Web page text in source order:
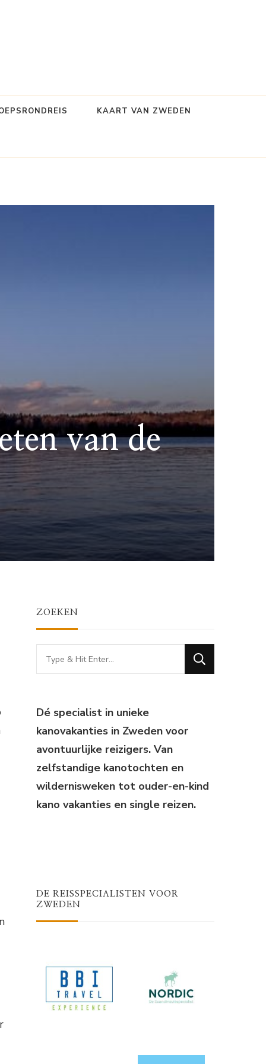
KAART VAN ZWEDEN
van de
ZOEKEN
Looking
for
Dé specialist in unieke
kanovakanties in Zweden voor
avontuurlijke reizigers. Van
zelfstandige kanotochten en
wildernisweken tot ouder-en-kind
kano vakanties en single reizen.
DE REISSPECIALISTEN VOOR
ZWEDEN